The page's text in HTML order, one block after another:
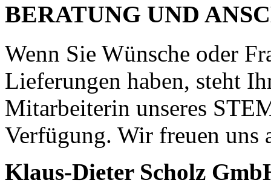
BERATUNG UND
Wenn Sie Wünsche oder
Lieferungen haben, steht
Mitarbeiterin unseres
Verfügung. Wir freuen
Klaus-Dieter Scholz